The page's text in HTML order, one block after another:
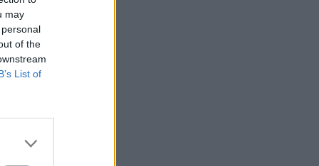
may
of the
List of